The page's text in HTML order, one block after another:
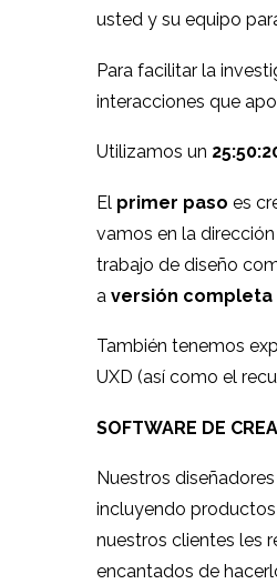
usted y su equipo
Para facilitar la
interacciones que
Utilizamos un
El primer paso es
vamos en la
trabajo de diseño
a versión
También tenemos
UXD (así como el
SOFTWARE DE
Nuestros
incluyendo
nuestros clientes les
encantados de